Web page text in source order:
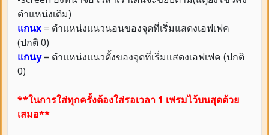
ตำแหน่งเดิม)
แกนx = ตำแหน่งแนวนอนของจุดที่เริ่มแสดงเอฟเฟค
(ปกติ 0)
แกนy= ตำแหน่งแนวตั้งของจุดที่เริ่มแสดงเอฟเฟค (ปกติ
0)
**ในการใส่ทุกครั้งต้องใส่รอเวลา 1 เฟรมไว้บนสุดด้วย
เสมอ**